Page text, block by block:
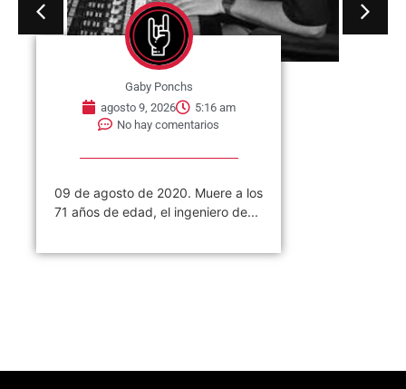
Gaby Ponchs
agosto 9, 2026
5:16 am
No hay comentarios
09 de agosto de 2020. Muere a los
71 años de edad, el ingeniero de...